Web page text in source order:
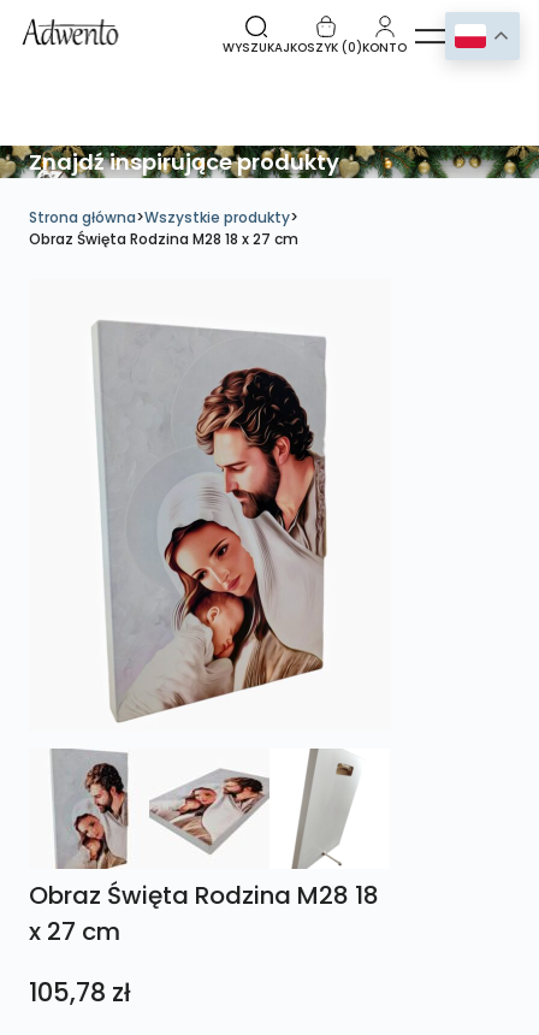
WYSZUKAJKOSZYK (0)KONTO
Znajdź inspirujące produkty
Strona główna>Wszystkie produkty>
Obraz Święta Rodzina M28 18 x 27 cm
Obraz Święta Rodzina M28 18
x 27 cm
105,78 zł